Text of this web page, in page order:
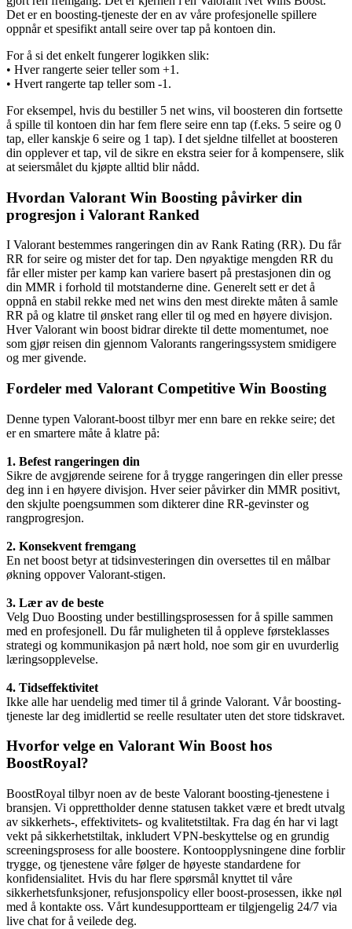
Det er en boosting-tjeneste der en av våre profesjonelle spillere
oppnår et spesifikt antall seire over tap på kontoen din.
For å si det enkelt fungerer logikken slik:
• Hver rangerte seier teller som +1.
• Hvert rangerte tap teller som -1.
For eksempel, hvis du bestiller 5 net wins, vil boosteren din fortsette
å spille til kontoen din har fem flere seire enn tap (f.eks. 5 seire og 0
tap, eller kanskje 6 seire og 1 tap). I det sjeldne tilfellet at boosteren
din opplever et tap, vil de sikre en ekstra seier for å kompensere, slik
at seiersmålet du kjøpte alltid blir nådd.
Hvordan Valorant Win Boosting påvirker din
progresjon i Valorant Ranked
I Valorant bestemmes rangeringen din av Rank Rating (RR). Du får
RR for seire og mister det for tap. Den nøyaktige mengden RR du
får eller mister per kamp kan variere basert på prestasjonen din og
din MMR i forhold til motstanderne dine. Generelt sett er det å
oppnå en stabil rekke med net wins den mest direkte måten å samle
RR på og klatre til ønsket rang eller til og med en høyere divisjon.
Hver Valorant win boost bidrar direkte til dette momentumet, noe
som gjør reisen din gjennom Valorants rangeringssystem smidigere
og mer givende.
Fordeler med Valorant Competitive Win Boosting
Denne typen Valorant-boost tilbyr mer enn bare en rekke seire; det
er en smartere måte å klatre på:
1. Befest rangeringen din
Sikre de avgjørende seirene for å trygge rangeringen din eller presse
deg inn i en høyere divisjon. Hver seier påvirker din MMR positivt,
den skjulte poengsummen som dikterer dine RR-gevinster og
rangprogresjon.
2. Konsekvent fremgang
En net boost betyr at tidsinvesteringen din oversettes til en målbar
økning oppover Valorant-stigen.
3. Lær av de beste
Velg Duo Boosting under bestillingsprosessen for å spille sammen
med en profesjonell. Du får muligheten til å oppleve førsteklasses
strategi og kommunikasjon på nært hold, noe som gir en uvurderlig
læringsopplevelse.
4. Tidseffektivitet
Ikke alle har uendelig med timer til å grinde Valorant. Vår boosting-
tjeneste lar deg imidlertid se reelle resultater uten det store tidskravet.
Hvorfor velge en Valorant Win Boost hos
BoostRoyal?
BoostRoyal tilbyr noen av de beste Valorant boosting-tjenestene i
bransjen. Vi opprettholder denne statusen takket være et bredt utvalg
av sikkerhets-, effektivitets- og kvalitetstiltak. Fra dag én har vi lagt
vekt på sikkerhetstiltak, inkludert VPN-beskyttelse og en grundig
screeningsprosess for alle boostere. Kontoopplysningene dine forblir
trygge, og tjenestene våre følger de høyeste standardene for
konfidensialitet. Hvis du har flere spørsmål knyttet til våre
sikkerhetsfunksjoner, refusjonspolicy eller boost-prosessen, ikke nøl
med å kontakte oss. Vårt kundesupportteam er tilgjengelig 24/7 via
live chat for å veilede deg.